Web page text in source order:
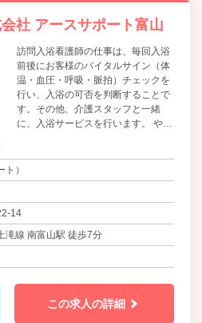
社 アースサポート富山
訪問入浴看護師の仕事は、毎回入浴
前後にお客様のバイタルサイン（体
温・血圧・呼吸・脈拍）チェックを
行い、入浴の可否を判断することで
す。その他、介護スタッフと一緒
に、入浴サービスを行います。 やり
笑顔を頂けることです。訪問入浴と
いう仕事を通じて、お客様が期待す
この上なく幸せだと感じます。自分
の技術をもっと磨き、同じ志を持っ
た仕事仲間と成長していきたいと考
）
14
滝線 南富山駅 徒歩7分
この求人の詳細